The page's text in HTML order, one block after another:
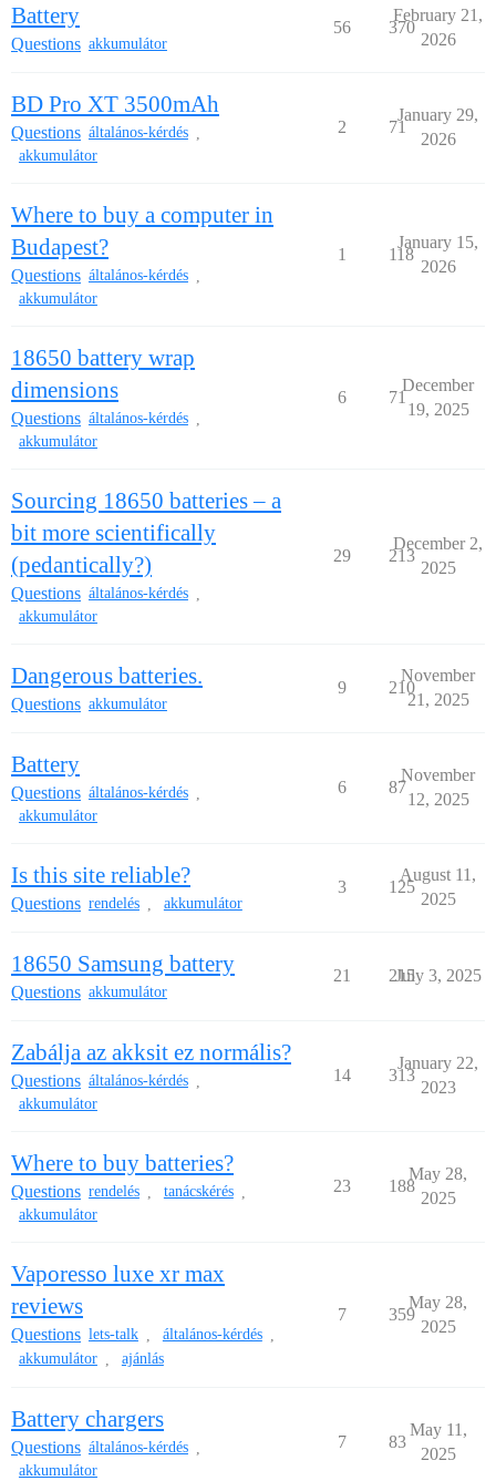
Battery
Questions akkumulátor
56 370
February 21,
2026
BD Pro XT 3500mAh
Questions általános-kérdés
akkumulátor
2 71
January 29,
2026
Where to buy a computer in
Budapest?
Questions általános-kérdés
akkumulátor
1 118
January 15,
2026
18650 battery wrap
dimensions
Questions általános-kérdés
akkumulátor
6 71
December
19, 2025
Sourcing 18650 batteries – a
bit more scientifically
(pedantically?)
Questions általános-kérdés
akkumulátor
29 213
December 2,
2025
Dangerous batteries.
Questions akkumulátor
9 210
November
21, 2025
Battery
Questions általános-kérdés
akkumulátor
6 87
November
12, 2025
Is this site reliable?
Questions rendelés akkumulátor
3 125
August 11,
2025
18650 Samsung battery
Questions akkumulátor
21 215
July 3, 2025
Zabálja az akksit ez normális?
Questions általános-kérdés
akkumulátor
14 313
January 22,
2023
Where to buy batteries?
Questions rendelés tanácskérés
akkumulátor
23 188
May 28,
2025
Vaporesso luxe xr max
reviews
Questions lets-talk általános-kérdés
akkumulátor
ajánlás
7 359
May 28,
2025
Battery chargers
Questions általános-kérdés
akkumulátor
7 83
May 11,
2025